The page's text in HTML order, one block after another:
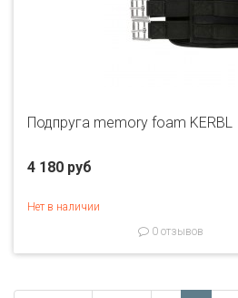
Подпруга memory foam KERBL
4 180 руб
Нет в наличии
0 отзывов